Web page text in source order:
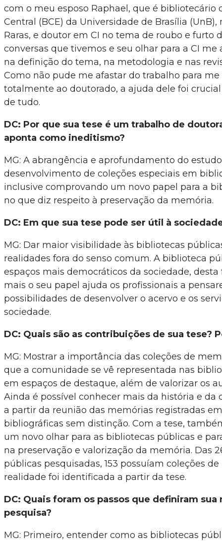
com o meu esposo Raphael, que é bibliotecário
Central (BCE) da Universidade de Brasília (UnB),
Raras, e doutor em CI no tema de roubo e furto
conversas que tivemos e seu olhar para a CI
na definição do tema, na metodologia e nas
Como não pude me afastar do trabalho para
totalmente ao doutorado, a ajuda dele foi
de tudo.
DC: Por que sua tese é um trabalho de
aponta como ineditismo?
MG: A abrangência e aprofundamento do
desenvolvimento de coleções especiais em
inclusive comprovando um novo papel para a
no que diz respeito à preservação da memória.
DC: Em que sua tese pode ser útil à
MG: Dar maior visibilidade às bibliotecas
realidades fora do senso comum. A biblioteca
espaços mais democráticos da sociedade,
mais o seu papel ajuda os profissionais a
possibilidades de desenvolver o acervo e os
sociedade.
DC: Quais são as contribuições de sua tese?
MG: Mostrar a importância das coleções de
que a comunidade se vê representada nas
em espaços de destaque, além de valorizar os
Ainda é possível conhecer mais da história e da
a partir da reunião das memórias registradas
bibliográficas sem distinção. Com a tese,
um novo olhar para as bibliotecas públicas e
na preservação e valorização da memória. Das
públicas pesquisadas, 153 possuíam coleções
realidade foi identificada a partir da tese.
DC: Quais foram os passos que definiram
pesquisa?
MG: Primeiro, entender como as bibliotecas